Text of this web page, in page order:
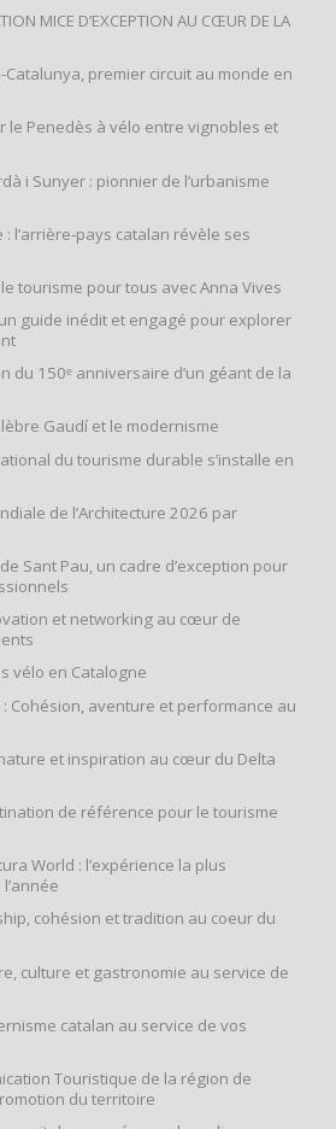
MICE D’EXCEPTION AU CŒUR DE LA
Catalunya, premier circuit au monde en
le Penedès à vélo entre vignobles et
i Sunyer : pionnier de l’urbanisme
l’arrière‑pays catalan révèle ses
tourisme pour tous avec Anna Vives
guide inédit et engagé pour explorer
du 150ᵉ anniversaire d’un géant de la
Gaudí et le modernisme
du tourisme durable s’installe en
de l’Architecture 2026 par
Sant Pau, un cadre d’exception pour
et networking au cœur de
vélo en Catalogne
: Cohésion, aventure et performance au
et inspiration au cœur du Delta
de référence pour le tourisme
World : l’expérience la plus
cohésion et tradition au coeur du
culture et gastronomie au service de
catalan au service de vos
Touristique de la région de
du territoire